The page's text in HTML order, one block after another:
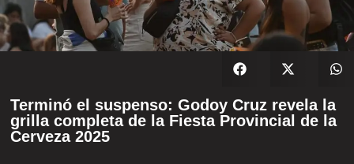
Terminó el suspenso: Godoy Cruz revela la
grilla completa de la Fiesta Provincial de la
Cerveza 2025